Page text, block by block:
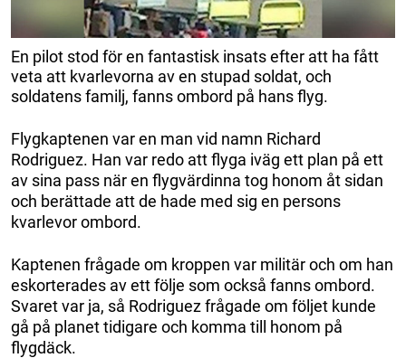
En pilot stod för en fantastisk insats efter att ha fått
veta att kvarlevorna av en stupad soldat, och
soldatens familj, fanns ombord på hans flyg.
Flygkaptenen var en man vid namn Richard
Rodriguez. Han var redo att flyga iväg ett plan på ett
av sina pass när en flygvärdinna tog honom åt sidan
och berättade att de hade med sig en persons
kvarlevor ombord.
Kaptenen frågade om kroppen var militär och om han
eskorterades av ett följe som också fanns ombord.
Svaret var ja, så Rodriguez frågade om följet kunde
gå på planet tidigare och komma till honom på
flygdäck.